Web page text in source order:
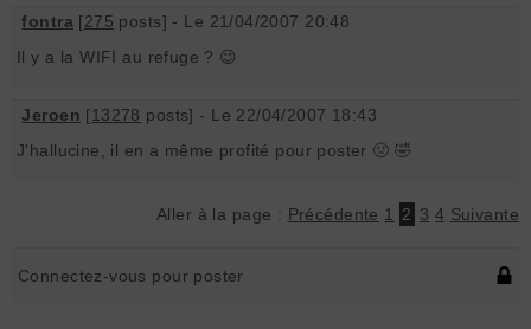
fontra [275 posts] - Le 21/04/2007 20:48
Il y a la WIFI au refuge ? 😉
Jeroen [13278 posts] - Le 22/04/2007 18:43
J'hallucine, il en a même profité pour poster 🤢 🤣
Aller à la page : Précédente 1 2 3 4 Suivante
Connectez-vous pour poster